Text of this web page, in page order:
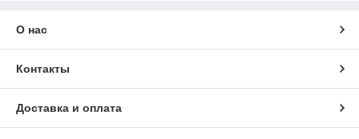
О нас
Контакты
Доставка и оплата